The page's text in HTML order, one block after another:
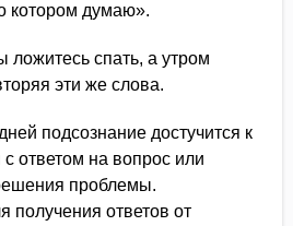
котором думаю».
ложитесь спать, а утром
эти же слова.
подсознание достучится к
ответом на вопрос или
проблемы.
получения ответов от